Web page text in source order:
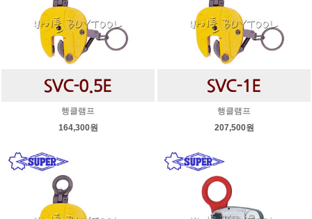
행클램프
164,300원
행클램프
207,500원